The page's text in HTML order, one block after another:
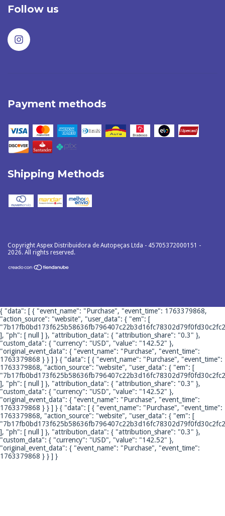
Follow us
Payment methods
Shipping Methods
Copyright Aspex Distribuidora de Autopeças Ltda - 45705372000151 -
2026. All rights reserved.
{ "data": [ { "event_name": "Purchase", "event_time": 1763379868,
"action_source": "website", "user_data": { "em": [
], "ph": [ null ] }, "attribution_data": { "attribution_share": "0.3" },
"custom_data": { "currency": "USD", "value": "142.52" },
"original_event_data": { "event_name": "Purchase", "event_time":
1763379868 } } ] } { "data": [ { "event_name": "Purchase", "event_time":
1763379868, "action_source": "website", "user_data": { "em": [
], "ph": [ null ] }, "attribution_data": { "attribution_share": "0.3" },
"custom_data": { "currency": "USD", "value": "142.52" },
"original_event_data": { "event_name": "Purchase", "event_time":
1763379868 } } ] } { "data": [ { "event_name": "Purchase", "event_time":
1763379868, "action_source": "website", "user_data": { "em": [
], "ph": [ null ] }, "attribution_data": { "attribution_share": "0.3" },
"custom_data": { "currency": "USD", "value": "142.52" },
"original_event_data": { "event_name": "Purchase", "event_time":
1763379868 } } ] }